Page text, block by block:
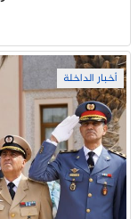
أخبار الداخلة